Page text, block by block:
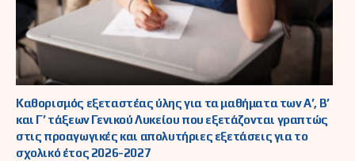
Καθορισμός εξεταστέας ύλης για τα μαθήματα των Α’, Β’
και Γ’ τάξεων Γενικού Λυκείου που εξετάζονται γραπτώς
στις προαγωγικές και απολυτήριες εξετάσεις για το
σχολικό έτος 2026-2027